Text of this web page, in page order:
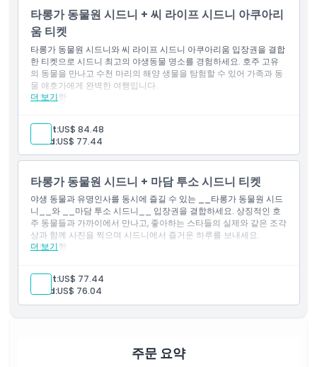
타롱가 동물원 시드니 + 씨 라이프 시드니 아쿠아리
움 티켓
타롱가 동물원 시드니와 씨 라이프 시드니 아쿠아리움 입장권을 결합
한 티켓으로 시드니 최고의 야생동물 명소를 경험하세요. 호주 고유
의 동물을 만나고 수천 마리의 해양 생물을 탐험할 수 있어 가족과 동
물 애호가에게 완벽한 여행입니다.
더 보기
포함 사항
씨 라이프 시드니 아쿠아리움 일반 입장권
타롱가 동물원의 일일 사육사 강연 및 프레젠테이션 참여
호주 야생동물과의 가까운 만남
상어, 가오리, 열대어 등 다양한 해양 생물 탐험
Adult:US$ 84.48
Child:US$ 77.44
타롱가 동물원 시드니 + 마담 투소 시드니 티켓
야생 동물과 유명인사를 동시에 즐길 수 있는 __타롱가 동물원 시드
니__와 __마담 투소 시드니__ 입장권을 결합하세요. 상징적인 호
주 동물들과 가까이에서 만나고, 좋아하는 스타들의 실제와 같은 조각
상과 함께 사진을 찍으며 시드니에서 즐거운 하루를 보내세요.
더 보기
포함 사항
마담 투소 시드니 일반 입장권
타롱가 동물원에서 매일 진행되는 동물 관리자 강연 및 프레젠테
이션 이용
Adult:US$ 77.44
Child:US$ 76.04
주문 요약